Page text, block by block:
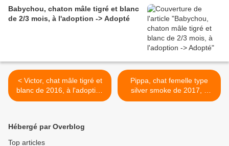
Babychou, chaton mâle tigré et blanc
de 2/3 mois, à l'adoption -> Adopté
< Victor, chat mâle tigré et
blanc de 2016, à l'adoption
-> adopté
Pippa, chat femelle type
silver smoke de 2017, à
l'adoption -> Adoptée >
Hébergé par Overblog
Top articles